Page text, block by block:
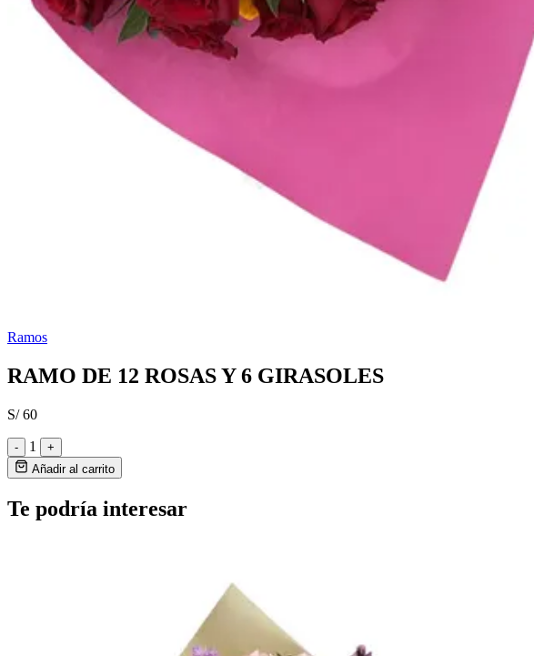
Ramos
RAMO DE 12 ROSAS Y 6 GIRASOLES
S/ 60
- 1
+
Añadir al carrito
Te podría interesar